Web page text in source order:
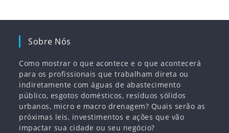
Sobre Nós
Como mostrar o que acontece e o que acontecerá
para os profissionais que trabalham direta ou
indiretamente com águas de abastecimento
público, esgotos domésticos, resíduos sólidos
urbanos, micro e macro drenagem? Quais serão as
próximas leis, investimentos e ações que vão
impactar sua cidade ou seu negócio?